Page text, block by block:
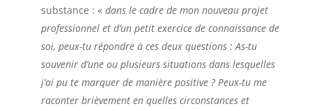
substance : « dans le cadre de mon nouveau projet
professionnel et d’un petit exercice de connaissance de
soi, peux-tu répondre à ces deux questions : As-tu
souvenir d’une ou plusieurs situations dans lesquelles
j’ai pu te marquer de manière positive ? Peux-tu me
raconter brièvement en quelles circonstances et